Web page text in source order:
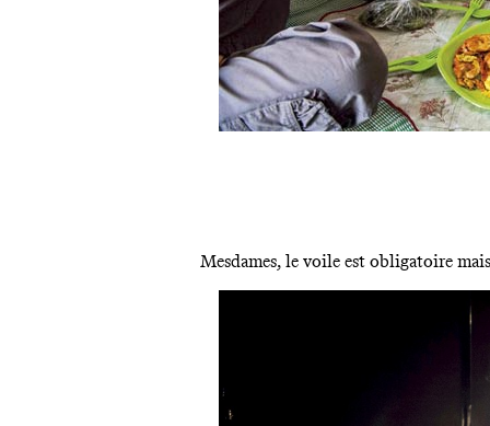
Mesdames, le voile est obligatoire